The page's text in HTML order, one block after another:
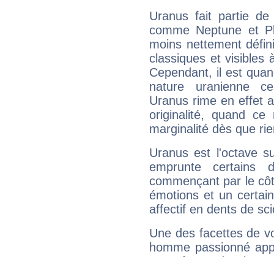
Uranus fait partie
comme Neptune et
moins nettement
classiques et visibles
Cependant, il est
nature uranienne
Uranus rime en effet
originalité, quand ce
marginalité dès que
Uranus est l'octave
emprunte
commençant par le
émotions et un
affectif en dents de
Une des facettes de
homme passionné